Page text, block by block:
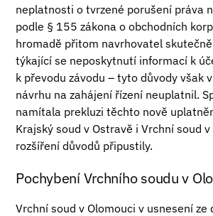
neplatnosti o tvrzené porušení práva
podle § 155 zákona o obchodních
hromadě přitom navrhovatel
týkající se neposkytnutí informací k
k převodu závodu – tyto důvody však
návrhu na zahájení řízení neuplatnil.
namítala prekluzi těchto nově
Krajský soud v Ostravě i Vrchní soud
rozšíření důvodů připustily.
Pochybení Vrchního soudu v
Vrchní soud v Olomouci v usnesení